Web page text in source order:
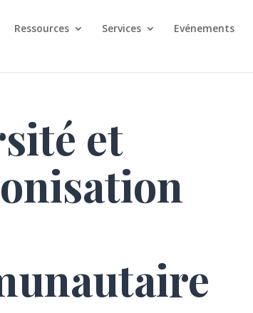
Ressources Services Evénements
et